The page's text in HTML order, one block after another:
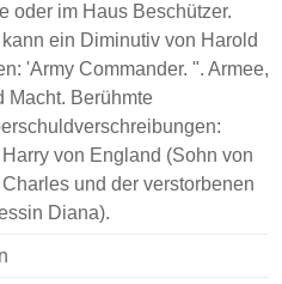
oder im Haus Beschützer.
ein Diminutiv von Harold
'Army Commander. ". Armee,
Macht. Berühmte
Harry von England (Sohn von
und der verstorbenen
Diana).